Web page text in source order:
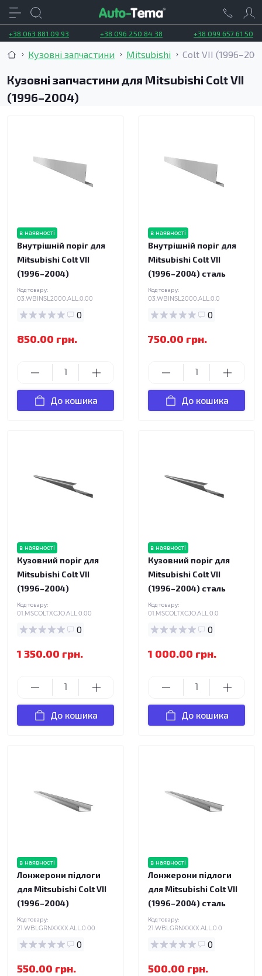
+38 063 881 09 93 +38 096 250 84 38 +38 099 657 61 50
Кузовні запчастини Mitsubishi Colt VII
Кузовні запчастини для Mitsubishi Colt VII
(1996–2004)
в наявності
Внутрішній поріг для
Mitsubishi Colt VII
(1996–2004)
Код товару:
03.WBINSL2000.ALL.0.00
0
850.00 грн.
До кошика
в наявності
Внутрішній поріг для
Mitsubishi Colt VII
(1996–2004) сталь
Код товару:
03.WBINSL2000.ALL.0.0
0
750.00 грн.
До кошика
в наявності
Кузовний поріг для
Mitsubishi Colt VII
(1996–2004)
Код товару:
01.MSCOLTXCJO.ALL.0.00
0
1 350.00 грн.
До кошика
в наявності
Кузовний поріг для
Mitsubishi Colt VII
(1996–2004) сталь
Код товару:
01.MSCOLTXCJO.ALL.0.0
0
1 000.00 грн.
До кошика
в наявності
Лонжерони підлоги
для Mitsubishi Colt VII
(1996–2004)
Код товару:
21.WBLGRNXXXX.ALL.0.00
0
550.00 грн.
в наявності
Лонжерони підлоги
для Mitsubishi Colt VII
(1996–2004) сталь
Код товару:
21.WBLGRNXXXX.ALL.0.0
0
500.00 грн.